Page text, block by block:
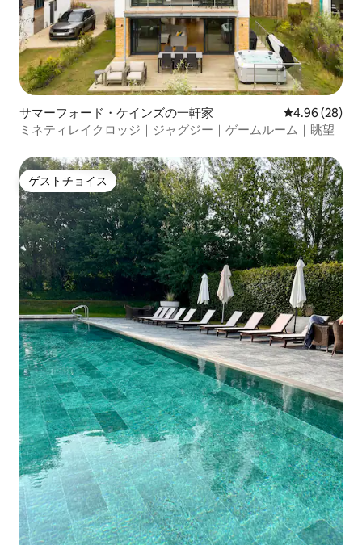
サマーフォード・ケインズの一軒家 レビュー28
4.96 (28)
ミネティレイクロッジ｜ジャグジー｜ゲームルーム｜眺望
ゲストチョイス
ゲストチョイス